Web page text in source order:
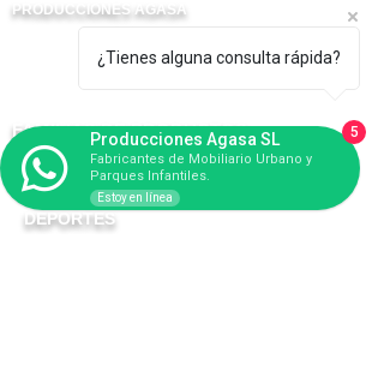
PRODUCCIONES AGASA
FABRICANTES DE PARQUES INFANTILES Y
FAMILIAS DE PRODUCTOS
PARQUES INFANTILES
DEPORTES
¿Tienes alguna consulta rápida?
Producciones Agasa SL
Fabricantes de Mobiliario Urbano y
Parques Infantiles.
Estoy en línea
5